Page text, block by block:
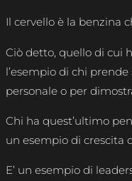
Il cervello è la benzina
Ciò detto, quello di cui
l’esempio di chi
personale o per
Chi ha quest’ultimo
un esempio di crescita
E’ un esempio di